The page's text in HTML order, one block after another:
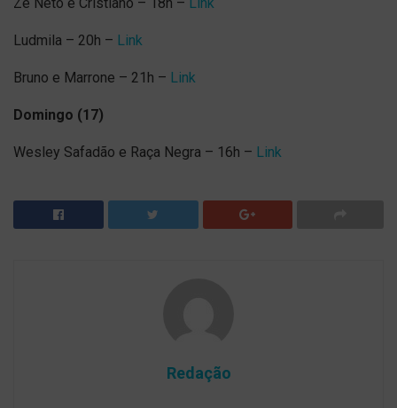
Ludmila – 20h – Link
Bruno e Marrone – 21h – Link
Domingo (17)
Wesley Safadão e Raça Negra – 16h – Link
Redação